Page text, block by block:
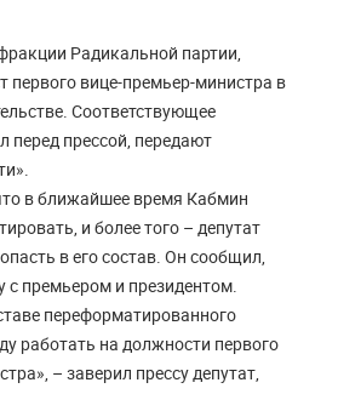
Радикальной партии,
первого вице-премьер-министра в
Соответствующее
перед прессой, передают
в ближайшее время Кабмин
и более того – депутат
в его состав. Он сообщил,
с премьером и президентом.
переформатированного
работать на должности первого
– заверил прессу депутат,